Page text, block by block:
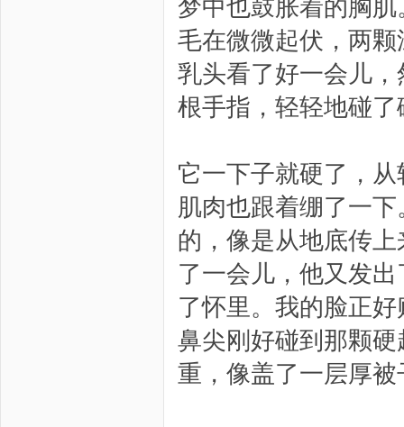
梦中也鼓胀着的胸
毛在微微起伏，两
乳头看了好一会儿
根手指，轻轻地碰
它一下子就硬了，
肌肉也跟着绷了一
的，像是从地底传
了一会儿，他又发
了怀里。我的脸正
鼻尖刚好碰到那颗
重，像盖了一层厚被